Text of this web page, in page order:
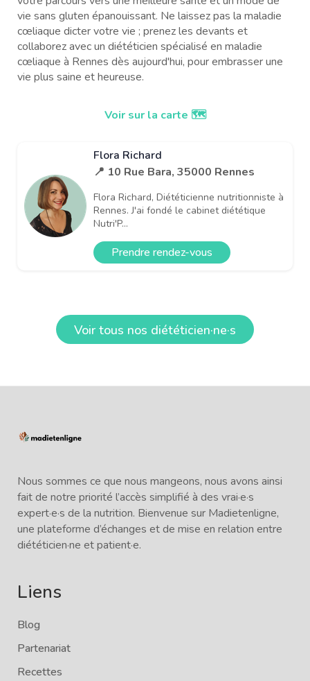
vie sans gluten épanouissant. Ne laissez pas la maladie
cœliaque dicter votre vie ; prenez les devants et
collaborez avec un diététicien spécialisé en maladie
cœliaque à Rennes dès aujourd'hui, pour embrasser une
vie plus saine et heureuse.
Voir sur la carte 🗺️
Flora Richard
📍 10 Rue Bara, 35000 Rennes
Flora Richard, Diététicienne nutritionniste à
Rennes. J'ai fondé le cabinet diététique
Nutri'P...
Prendre rendez-vous
Voir tous nos diététicien·ne·s
Nous sommes ce que nous mangeons, nous avons ainsi
fait de notre priorité l’accès simplifié à des vrai·e·s
expert·e·s de la nutrition. Bienvenue sur Madietenligne,
une plateforme d’échanges et de mise en relation entre
diététicien·ne et patient·e.
Liens
Blog
Partenariat
Recettes